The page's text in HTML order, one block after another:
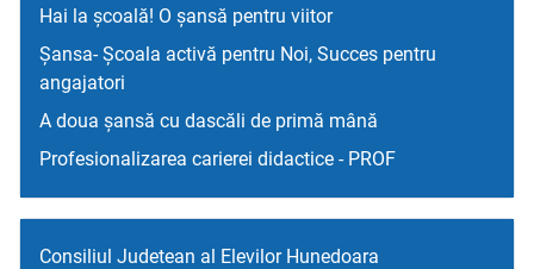
Hai la școală! O șansă pentru viitor
Șansa- Școala activă pentru Noi, Succes pentru
angajatori
A doua șansă cu dascăli de primă mână
Profesionalizarea carierei didactice - PROF
Consiliul Judetean al Elevilor Hunedoara